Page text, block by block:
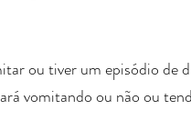
ou tiver um episódio de
vomitando ou não ou